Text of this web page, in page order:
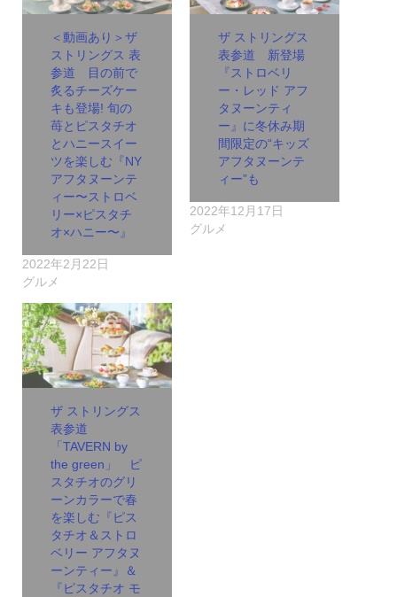
＜動画あり＞ザ
ストリングス 表
参道 目の前で
炙るチーズケー
キも登場! 旬の
苺とピスタチオ
とハニースイー
ツを楽しむ『NY
アフタヌーンテ
ィー〜ストロベ
リー×ピスタチ
オ×ハニー〜』
2022年2月22日
グルメ
ザ ストリングス
表参道 新登場
『ストロベリ
ー・レッド アフ
タヌーンティ
ー』に冬休み期
間限定の“キッズ
アフタヌーンテ
ィー”も
2022年12月17日
グルメ
ザ ストリングス
表参道
「TAVERN by
the green」 ピ
スタチオのグリ
ーンカラーで春
を楽しむ『ピス
タチオ＆ストロ
ベリー アフタヌ
ーンティー』＆
『ピスタチオ モ